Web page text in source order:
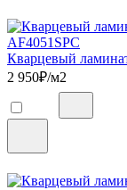
Кварцевый
2 950₽/м2